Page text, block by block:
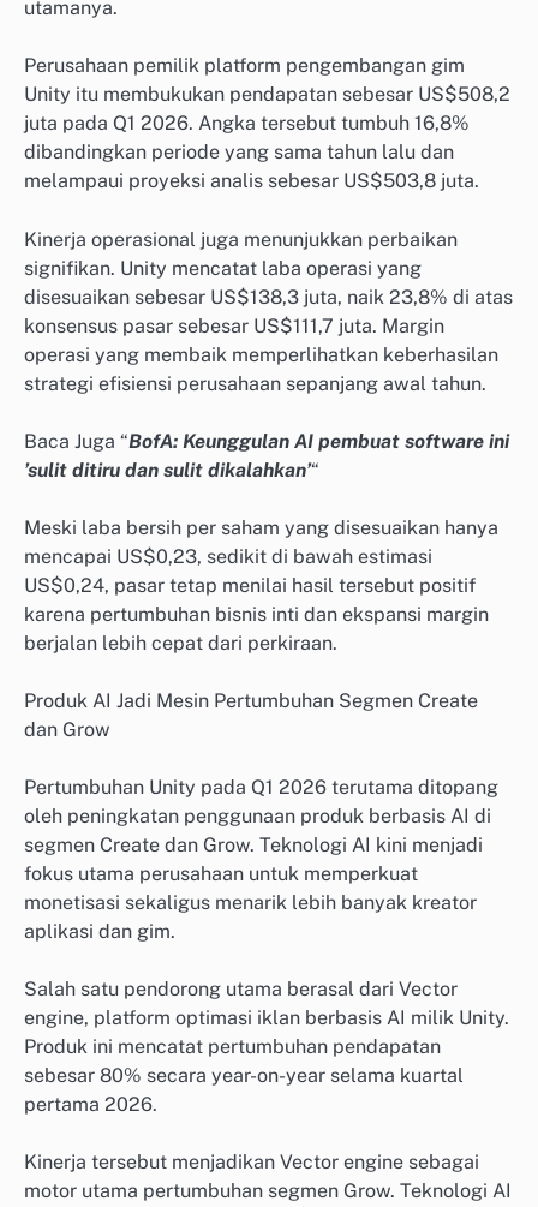
utamanya.
Perusahaan pemilik platform pengembangan gim
Unity itu membukukan pendapatan sebesar US$508,2
juta pada Q1 2026. Angka tersebut tumbuh 16,8%
dibandingkan periode yang sama tahun lalu dan
melampaui proyeksi analis sebesar US$503,8 juta.
Kinerja operasional juga menunjukkan perbaikan
signifikan. Unity mencatat laba operasi yang
disesuaikan sebesar US$138,3 juta, naik 23,8% di atas
konsensus pasar sebesar US$111,7 juta. Margin
operasi yang membaik memperlihatkan keberhasilan
strategi efisiensi perusahaan sepanjang awal tahun.
Baca Juga “BofA: Keunggulan AI pembuat software ini
’sulit ditiru dan sulit dikalahkan’“
Meski laba bersih per saham yang disesuaikan hanya
mencapai US$0,23, sedikit di bawah estimasi
US$0,24, pasar tetap menilai hasil tersebut positif
karena pertumbuhan bisnis inti dan ekspansi margin
berjalan lebih cepat dari perkiraan.
Produk AI Jadi Mesin Pertumbuhan Segmen Create
dan Grow
Pertumbuhan Unity pada Q1 2026 terutama ditopang
oleh peningkatan penggunaan produk berbasis AI di
segmen Create dan Grow. Teknologi AI kini menjadi
fokus utama perusahaan untuk memperkuat
monetisasi sekaligus menarik lebih banyak kreator
aplikasi dan gim.
Salah satu pendorong utama berasal dari Vector
engine, platform optimasi iklan berbasis AI milik Unity.
Produk ini mencatat pertumbuhan pendapatan
sebesar 80% secara year-on-year selama kuartal
pertama 2026.
Kinerja tersebut menjadikan Vector engine sebagai
motor utama pertumbuhan segmen Grow. Teknologi AI